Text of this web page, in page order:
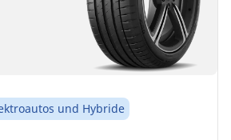
und Hybride